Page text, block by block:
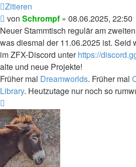
Zitieren
Beitrag
von Schrompf » 08.06.2025, 22:50
Neuer Stammtisch regulär am
was diesmal der 11.06.2025 ist. Seid
im ZFX-Discord unterhttps://
alte und neue Projekte!
Früher mal Dreamworlds. Früher mal
Library. Heutzutage nur noch so
oben